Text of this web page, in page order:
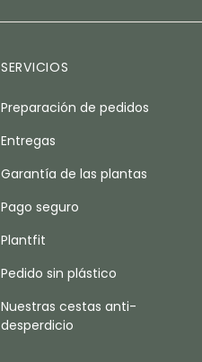
SERVICIOS
Preparación de pedidos
Entregas
Garantía de las plantas
Pago seguro
Plantfit
Pedido sin plástico
Nuestras cestas anti-
desperdicio